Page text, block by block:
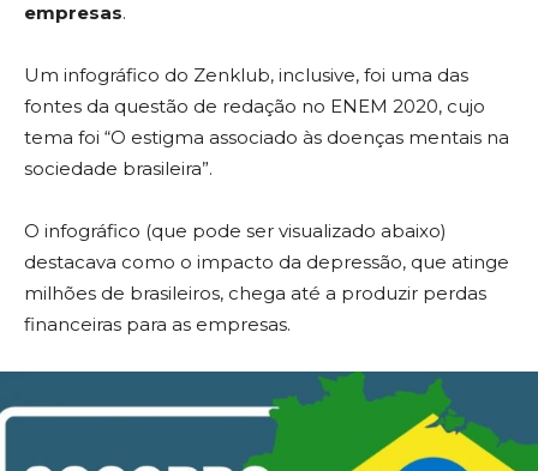
empresas.
Um infográfico do Zenklub, inclusive, foi uma das
fontes da questão de redação no ENEM 2020, cujo
tema foi “O estigma associado às doenças mentais na
sociedade brasileira”.
O infográfico (que pode ser visualizado abaixo)
destacava como o impacto da depressão, que atinge
milhões de brasileiros, chega até a produzir perdas
financeiras para as empresas.